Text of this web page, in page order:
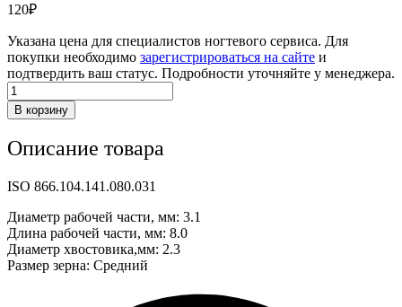
120₽
Указана цена для специалистов ногтевого сервиса. Для
покупки необходимо зарегистрироваться на сайте и
подтвердить ваш статус. Подробности уточняйте у менеджера.
Количество
товара
Фреза
скругленный
2.7
В корзину
Описание товара
ISO 866.104.141.080.031
Диаметр рабочей части, мм: 3.1
Длина рабочей части, мм: 8.0
Диаметр хвостовика,мм: 2.3
Размер зерна: Средний